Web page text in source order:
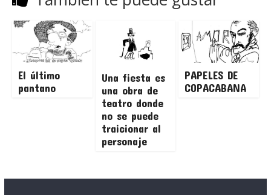
El último
pantano
Una fiesta es
una obra de
teatro donde
no se puede
traicionar al
personaje
PAPELES DE
COPACABANA